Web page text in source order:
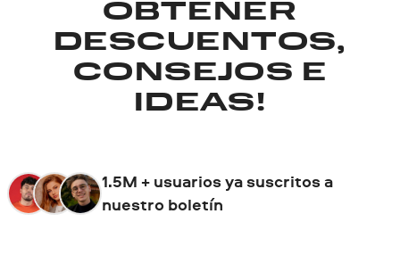
OBTENER
DESCUENTOS,
CONSEJOS E
IDEAS!
1.5M + usuarios ya suscritos a
nuestro boletín